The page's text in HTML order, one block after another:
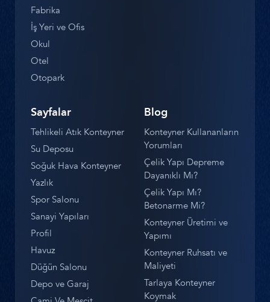
Fabrika
İş Yeri ve Ofis
Okul
Otel
Otopark
Sayfalar
Tehlikeli Atık Konteyner
Su Deposu
Soğuk Hava Konteyner
Yazlık
Spor Salonu
Sanayi Yapıları
Profil
Havuz
Düğün Salonu
Depo ve Garaj
Blog
Konteyner Kullananların
Yorumları
Çelik Yapı Depreme
Dayanıklı Mı?
Çelik Yapı Mı?
Betonarme Mi?
Konteyner Üretimi ve
Yapımı
Konteyner Ruhsatı ve
Maliyeti
Tarlaya Konteyner
Koymak